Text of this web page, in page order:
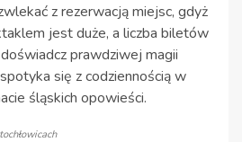
z rezerwacją miejsc, gdyż
jest duże, a liczba biletów
prawdziwej magii
się z codziennością w
śląskich opowieści.